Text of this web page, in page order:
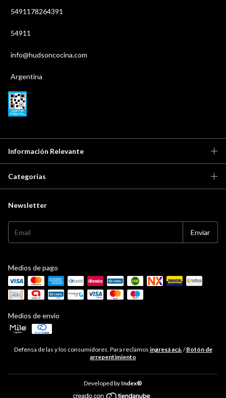
5491178264391
54911
info@hudsoncocina.com
Argentina
Información Relevante
Categorías
Newsletter
Medios de pago
Medios de envío
Defensa de las y los consumidores. Para reclamos ingresá acá./ Botón de
arrepentimiento
Developed by Index®